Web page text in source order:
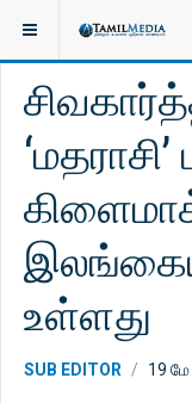
இருக்குமிடம்: சினிமா
உள்ளது
SUB EDITOR 19